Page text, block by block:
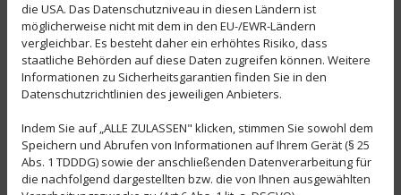
die USA. Das Datenschutzniveau in diesen Ländern ist
möglicherweise nicht mit dem in den EU-/EWR-Ländern
vergleichbar. Es besteht daher ein erhöhtes Risiko, dass
staatliche Behörden auf diese Daten zugreifen können. Weitere
Informationen zu Sicherheitsgarantien finden Sie in den
Datenschutzrichtlinien des jeweiligen Anbieters.
Indem Sie auf „ALLE ZULASSEN" klicken, stimmen Sie sowohl dem
Speichern und Abrufen von Informationen auf Ihrem Gerät (§ 25
Abs. 1 TDDDG) sowie der anschließenden Datenverarbeitung für
die nachfolgend dargestellten bzw. die von Ihnen ausgewählten